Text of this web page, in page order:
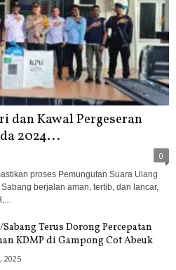
dan Kawal Pergeseran
2024...
0
proses Pemungutan Suara Ulang
berjalan aman, tertib, dan lancar,
Sabang Terus Dorong Percepatan
KDMP di Gampong Cot Abeuk
2025